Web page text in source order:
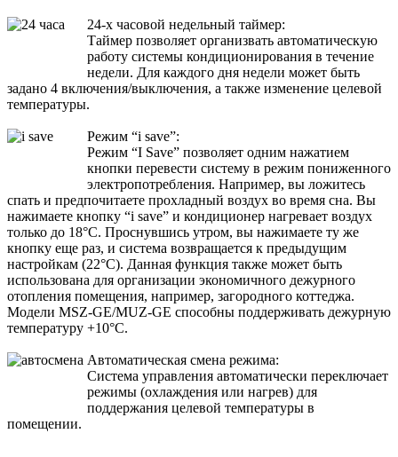
24-х часовой недельный таймер:
Таймер позволяет организвать автоматическую
работу системы кондиционирования в течение
недели. Для каждого дня недели может быть
задано 4 включения/выключения, а также изменение целевой
температуры.
Режим “i save”:
Режим “I Save” позволяет одним нажатием
кнопки перевести систему в режим пониженного
электропотребления. Например, вы ложитесь
спать и предпочитаете прохладный воздух во время сна. Вы
нажимаете кнопку “i save” и кондиционер нагревает воздух
только до 18°С. Проснувшись утром, вы нажимаете ту же
кнопку еще раз, и система возвращается к предыдущим
настройкам (22°С). Данная функция также может быть
использована для организации экономичного дежурного
отопления помещения, например, загородного коттеджа.
Модели MSZ-GE/MUZ-GE способны поддерживать дежурную
температуру +10°С.
Автоматическая смена режима:
Система управления автоматически переключает
режимы (охлаждения или нагрев) для
поддержания целевой температуры в
помещении.